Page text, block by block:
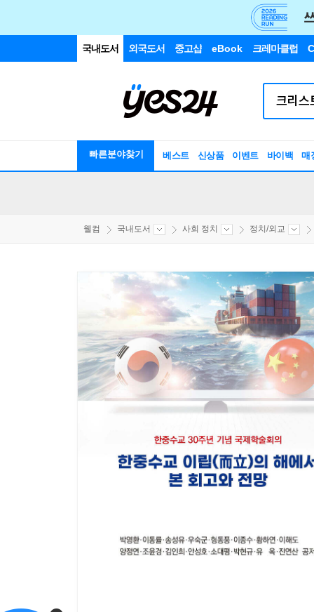
국내도서 외국도서 중고샵 eBook 크레마클럽
빠른분야찾기 베스트 신상품 이벤트 바이백 매
웰컴 국내도서 사회 정치 정치/외교